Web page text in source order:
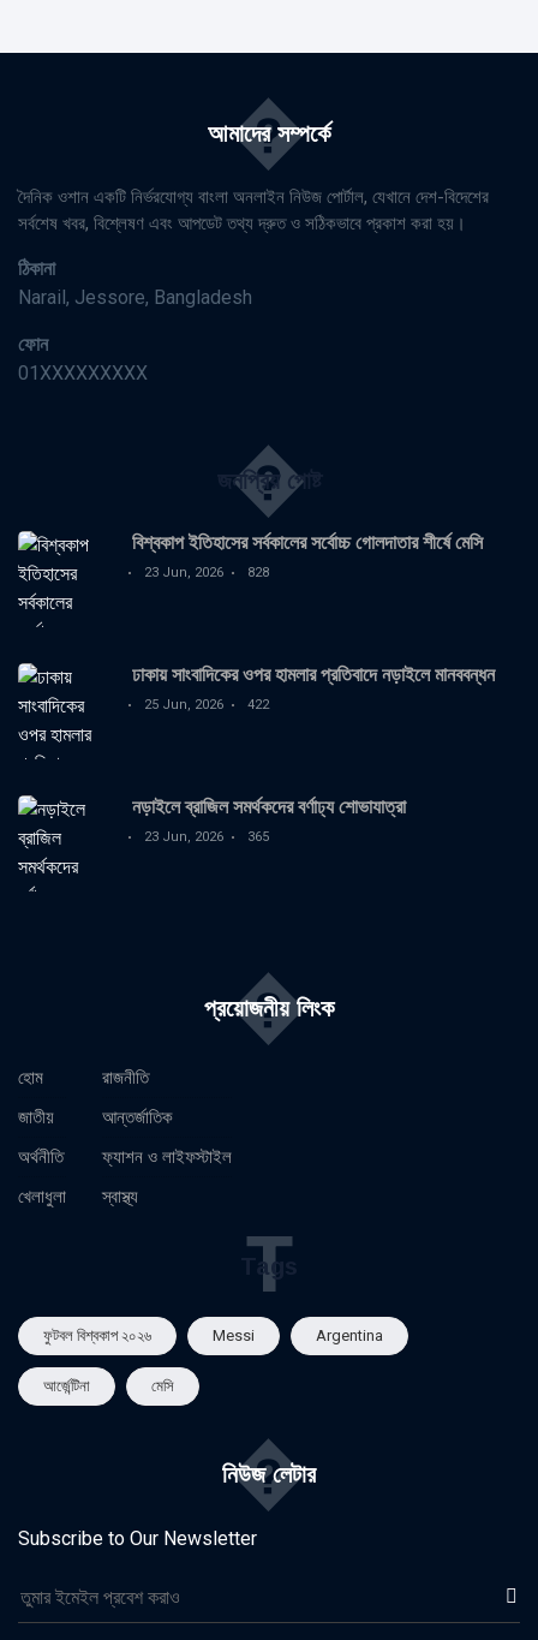
আমাদের সম্পর্কে
�
দৈনিক ওশান একটি নির্ভরযোগ্য বাংলা অনলাইন নিউজ পোর্টাল, যেখানে দেশ-বিদেশের
সর্বশেষ খবর, বিশ্লেষণ এবং আপডেট তথ্য দ্রুত ও সঠিকভাবে প্রকাশ করা হয়।
ঠিকানা
Narail, Jessore, Bangladesh
ফোন
01XXXXXXXXX
জনপ্রিয় পোষ্ট
�
বিশ্বকাপ ইতিহাসের সর্বকালের সর্বোচ্চ গোলদাতার শীর্ষে মেসি
23 Jun, 2026 828
ঢাকায় সাংবাদিকের ওপর হামলার প্রতিবাদে নড়াইলে মানববন্ধন
25 Jun, 2026 422
নড়াইলে ব্রাজিল সমর্থকদের বর্ণাঢ্য শোভাযাত্রা
23 Jun, 2026 365
প্রয়োজনীয় লিংক
�
হোম
জাতীয়
অর্থনীতি
খেলাধুলা
রাজনীতি
আন্তর্জাতিক
ফ্যাশন ও লাইফস্টাইল
স্বাস্থ্য
Tags
T
ফুটবল বিশ্বকাপ ২০২৬ Messi Argentina
আর্জেন্টিনা মেসি
নিউজ লেটার
�
Subscribe to Our Newsletter